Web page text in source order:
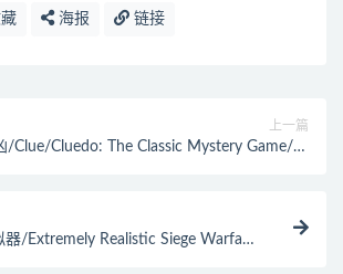
海报 链接
上一篇
/Clue/Cluedo: The Classic Mystery Game/支
/Extremely Realistic Siege Warfare